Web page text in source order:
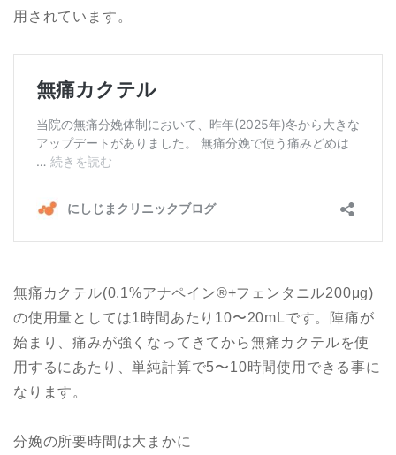
用されています。
無痛カクテル(0.1%アナペイン®︎+フェンタニル200μg)
の使用量としては1時間あたり10〜20mLです。陣痛が
始まり、痛みが強くなってきてから無痛カクテルを使
用するにあたり、単純計算で5〜10時間使用できる事に
なります。
分娩の所要時間は大まかに